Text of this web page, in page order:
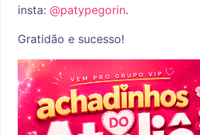
insta: @patypegorin.
Gratidão e sucesso!